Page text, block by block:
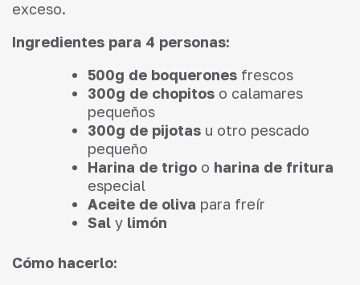
exceso.
Ingredientes para 4 personas:
500g de boquerones frescos
300g de chopitos o calamares
pequeños
300g de pijotas u otro pescado
pequeño
Harina de trigo o harina de fritura
especial
Aceite de oliva para freír
Sal y limón
Cómo hacerlo: